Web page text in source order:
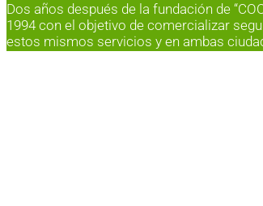
Dos años después de la fundación de
1994 con el objetivo de comercializar
estos mismos servicios y en ambas